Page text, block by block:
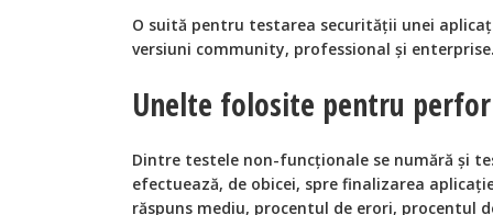
O suită pentru testarea securității unei
versiuni community, professional şi
Unelte folosite pentru
Dintre testele non-funcţionale se numără și
efectuează, de obicei, spre finalizarea
răspuns mediu, procentul de erori, procentul